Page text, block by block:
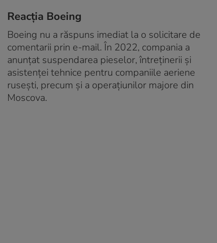
Reacția Boeing
Boeing nu a răspuns imediat la o solicitare de
comentarii prin e-mail. În 2022, compania a
anunțat suspendarea pieselor, întreținerii și
asistenței tehnice pentru companiile aeriene
rusești, precum și a operațiunilor majore din
Moscova.